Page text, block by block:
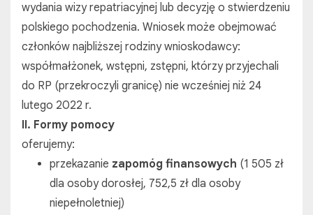
wydania wizy repatriacyjnej lub decyzję o stwierdzeniu
polskiego pochodzenia. Wniosek może obejmować
członków najbliższej rodziny wnioskodawcy:
współmałżonek, wstępni, zstępni, którzy przyjechali
do RP (przekroczyli granicę) nie wcześniej niż 24
lutego 2022 r.
II. Formy pomocy
oferujemy:
przekazanie zapomóg finansowych (1 505 zł
dla osoby dorosłej, 752,5 zł dla osoby
niepełnoletniej)